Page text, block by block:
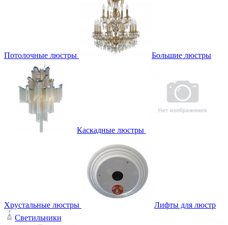
Потолочные люстры Большие люстры
Каскадные люстры
Хрустальные люстры
Лифты для люстр
Светильники